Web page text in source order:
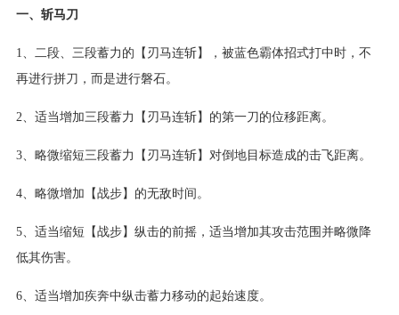
一、斩马刀
1、二段、三段蓄力的【刃马连斩】，被蓝色霸体招式打中时，不
再进行拼刀，而是进行磐石。
2、适当增加三段蓄力【刃马连斩】的第一刀的位移距离。
3、略微缩短三段蓄力【刃马连斩】对倒地目标造成的击飞距离。
4、略微增加【战步】的无敌时间。
5、适当缩短【战步】纵击的前摇，适当增加其攻击范围并略微降
低其伤害。
6、适当增加疾奔中纵击蓄力移动的起始速度。